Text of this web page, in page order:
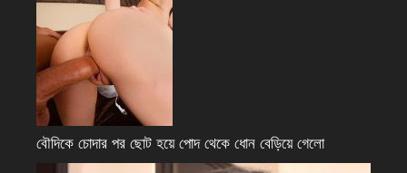
বৌদিকে চোদার পর ছোট হয়ে পোদ থেকে ধোন বেড়িয়ে গেলো